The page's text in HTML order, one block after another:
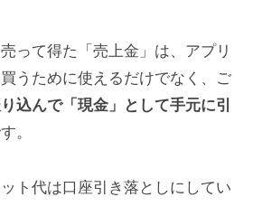
って得た「売上金」は、アプリ
うために使えるだけでなく、ご
込んで「現金」として手元に引
。
ット代は口座引き落としにしてい